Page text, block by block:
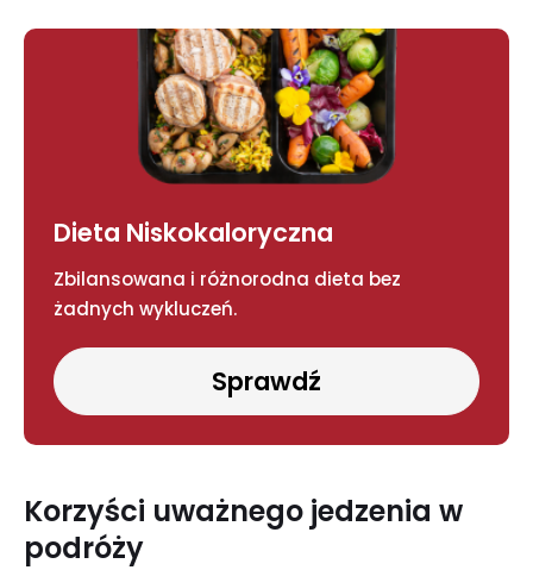
Dieta Niskokaloryczna
Zbilansowana i różnorodna dieta bez
żadnych wykluczeń.
Sprawdź
Korzyści uważnego jedzenia w
podróży